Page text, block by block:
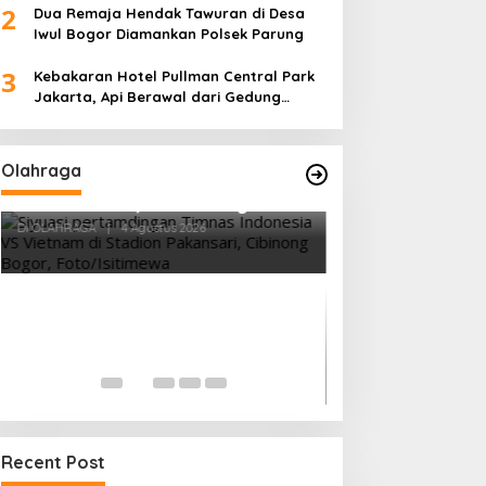
2
Dua Remaja Hendak Tawuran di Desa
Iwul Bogor Diamankan Polsek Parung
3
Kebakaran Hotel Pullman Central Park
Jakarta, Api Berawal dari Gedung
Olahraga
Vietnam Permalukan Indonesia 3-
Manfaatkan Laga Kandang
Di OLAHRAGA | 4 Agustus 2026
Recent Post